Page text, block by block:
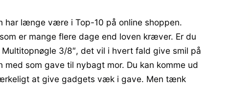
har længe være i Top-10 på online shoppen.
er mange flere dage end loven kræver. Er du
3/8″, det vil i hvert fald give smil på
som gave til nybagt mor. Du kan komme ud
at give gadgets væk i gave. Men tænk